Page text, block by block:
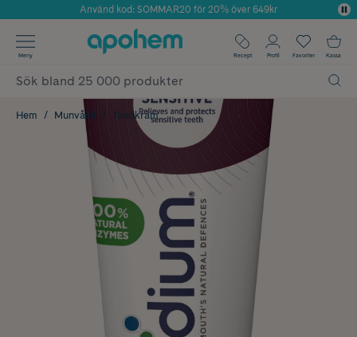
Årets Butik 2025 inom Skönhet
✓ Fri frakt
✓ Poäng på alla köp*
Meny Recept Profil Favoriter Kassa
Hem Munvård Tandkräm